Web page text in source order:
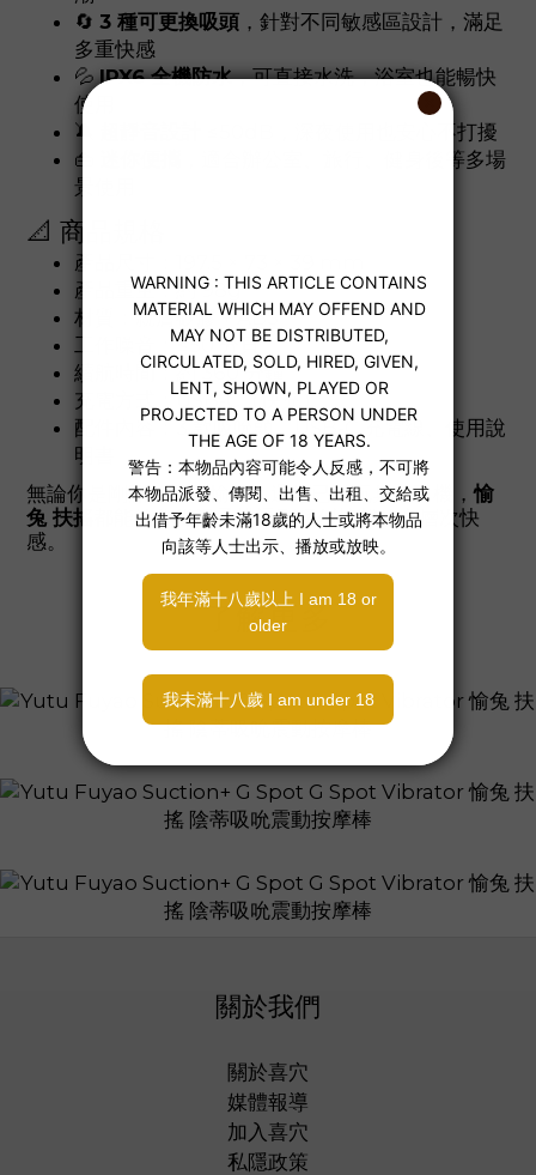
🔄 3 種可更換吸頭 ，針對不同敏感區設計，滿足
多重快感
💦IPX6 全機防水，可直接水洗，浴室也能暢快
使用
🔕
≤50dB，深夜使用也安心不打擾
👜
，適合辦公室、旅行、健身後等多場
景使用
📐 商品規格
產品尺寸：197.5 × 73 × 39 mm
產品重量：約 98g
材質：親膚矽膠 + ABS
工作噪音：≤50 分貝
續航時間：約 360 分鐘
充電方式：USB-C（快充）
配件內容：3 款吸吮頭、USB-C 充電線、使用說
明書
無論你是剛開始探索愉悅，還是已是玩具老司機，愉
兔 扶搖
都能給你從溫柔挑逗到猛烈撞擊的多層次快
感。
了解更多
關於我們
關於喜穴
媒體報導
加入喜穴
私隱政策